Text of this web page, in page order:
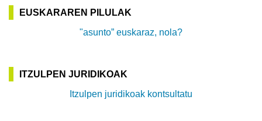
EUSKARAREN PILULAK
"asunto” euskaraz, nola?
ITZULPEN JURIDIKOAK
Itzulpen juridikoak kontsultatu